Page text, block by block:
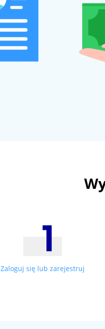
Zaloguj się lub zarejestruj